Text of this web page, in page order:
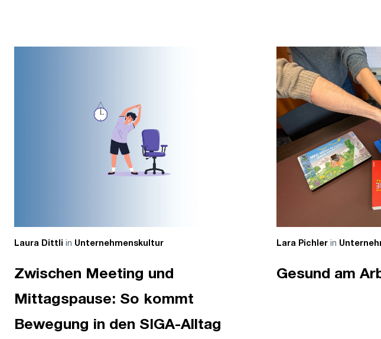
Laura Dittli in Unternehmenskultur
Zwischen Meeting und
Mittagspause: So kommt
Bewegung in den SIGA-Alltag
Lara Pichlerin
Gesund am